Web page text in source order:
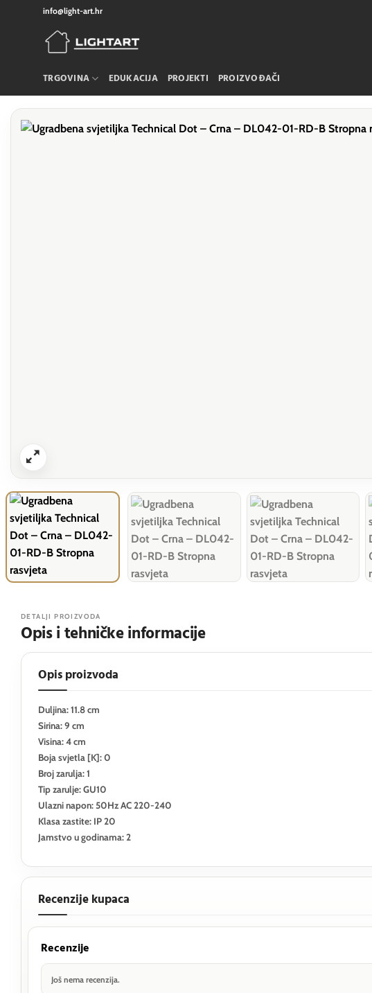
info@light-art.hr
TRGOVINA EDUKACIJA PROJEKTI PROIZVOĐAČI
DETALJI PROIZVODA
Opis i tehničke informacije
Opis proizvoda
Duljina: 11.8 cm
Sirina: 9 cm
Visina: 4 cm
Boja svjetla [K]: 0
Broj zarulja: 1
Tip zarulje: GU10
Ulazni napon: 50Hz AC 220-240
Klasa zastite: IP 20
Jamstvo u godinama: 2
Recenzije kupaca
Recenzije
Još nema recenzija.